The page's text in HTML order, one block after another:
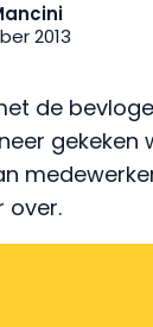
2013
de
over.